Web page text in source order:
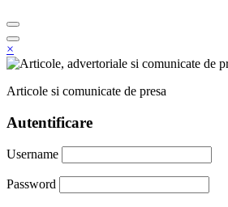
×
Articole si comunicate de presa
Autentificare
Username
Password